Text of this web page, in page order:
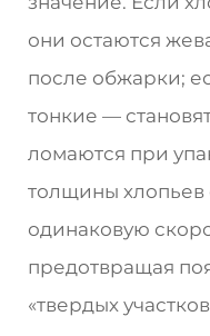
они остаются
после обжарки;
тонкие —
ломаются при
толщины хлопьев
одинаковую
предотвращая
«твердых